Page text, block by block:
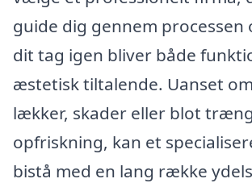
guide dig gennem processen
dit tag igen bliver både
æstetisk tiltalende. Uanset
lækker, skader eller blot
opfriskning, kan et
bistå med en lang række